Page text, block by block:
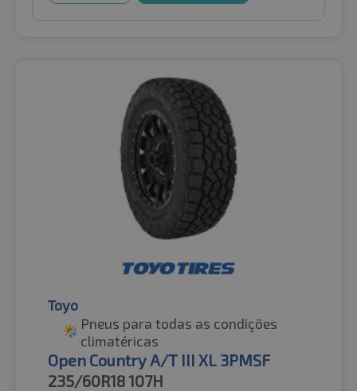
Toyo
Pneus para todas as condições
climatéricas
Open Country A/T III XL 3PMSF
235/60R18107H